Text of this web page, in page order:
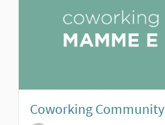
Coworking Community